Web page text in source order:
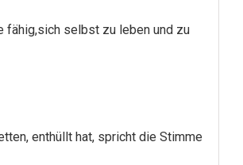
fähig,sich selbst zu leben und zu
enthüllt hat, spricht die Stimme